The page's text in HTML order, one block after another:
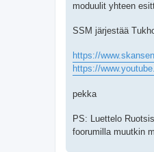
t
moduulit yhteen
SSM järjestää
https://
https://
pekka
PS: Luettelo
foorumilla muutkin